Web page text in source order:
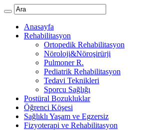
Anasayfa
Rehabilitasyon
Ortopedik Rehabilitasyon
Nöroloji&Nöroşirürji
Pulmoner R.
Pediatrik Rehabilitasyon
Tedavi Teknikleri
Sporcu Sağlığı
Postüral Bozukluklar
Öğrenci Köşesi
Sağlıklı Yaşam ve Egzersiz
Fizyoterapi ve Rehabilitasyon